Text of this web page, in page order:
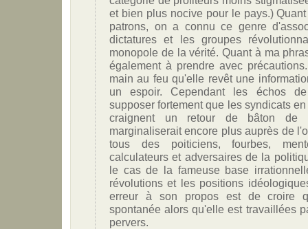
et bien plus nocive pour le pays.)
patrons, on a connu ce genre
dictatures et les groupes
monopole de la vérité. Quant à ma
également à prendre avec
main au feu qu'elle revêt une
un espoir. Cependant les échos
supposer fortement que les syndicats
craignent un retour de bâton de
marginaliserait encore plus auprès de
tous des poiticiens, fourbes,
calculateurs et adversaires de la
le cas de la fameuse base
révolutions et les positions
erreur à son propos est de croire
spontanée alors qu'elle est travaillées
pervers.